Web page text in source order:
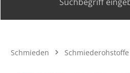
Schmieden Schmiederohstoffe